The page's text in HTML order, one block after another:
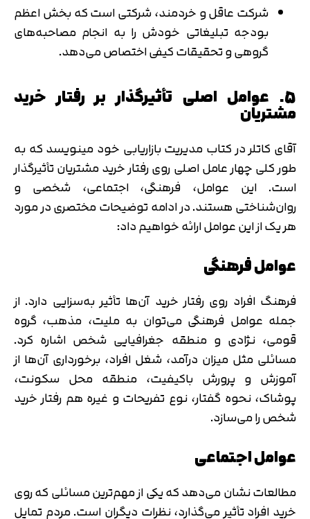
شرکت عاقل و خردمند، شرکتی است که بخش اعظم
بودجه تبلیغاتی خودش را به انجام مصاحبه‌های
گروهی و تحقیقات کیفی اختصاص می‌دهد.
5. عوامل اصلی تأثیرگذار بر رفتار خرید
مشتریان
آقای کاتلر در کتاب مدیریت بازاریابی خود می‎نویسد که به
طور کلی چهار عامل اصلی روی رفتار خرید مشتریان تأثیرگذار
است. این عوامل، فرهنگی، اجتماعی، شخصی و
روان‌شناختی هستند. در ادامه توضیحات مختصری در مورد
هر یک از این عوامل ارائه خواهیم داد:
عوامل فرهنگی
فرهنگ افراد روی رفتار خرید آن‌ها تأثیر به‌سزایی دارد. از
جمله عوامل فرهنگی می‌توان به ملیت، مذهب، گروه
قومی، نژادی و منطقه جغرافیایی شخص اشاره کرد.
مسائلی مثل میزان درآمد، شغل افراد، برخورداری آن‌ها از
آموزش و پرورش باکیفیت، منطقه محل سکونت،
پوشاک، نحوه گفتار، نوع تفریحات و غیره هم رفتار خرید
شخص را می‌سازد.
عوامل اجتماعی
مطالعات نشان می‌دهد که یکی از مهم‌ترین مسائلی که روی
خرید افراد تأثیر می‌گذارد، نظرات دیگران است. مردم تمایل